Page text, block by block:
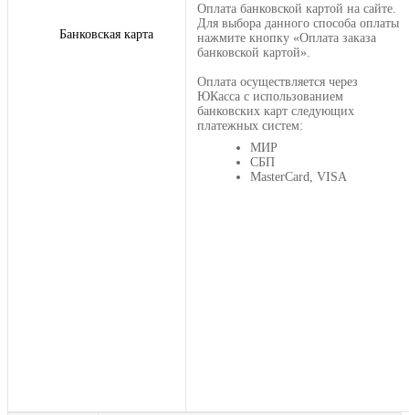
Банковская карта
Оплата банковской картой на сайте.
Для выбора данного способа оплаты
нажмите кнопку «Оплата заказа
банковской картой».
Оплата осуществляется через
ЮКасса с использованием
банковских карт следующих
платежных систем:
МИР
СБП
MasterCard, VISA